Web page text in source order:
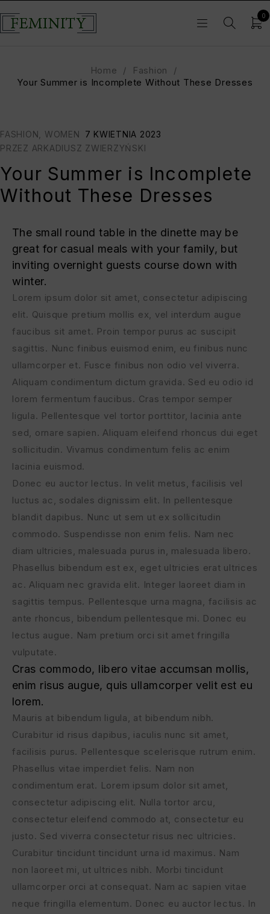
0
Home / Fashion
/
Your Summer is Incomplete Without These Dresses
FASHION WOMEN
7 KWIETNIA 2023
PRZEZ ARKADIUSZ ZWIERZYŃSKI
Your Summer is Incomplete
Without These Dresses
The small round table in the dinette may be
great for casual meals with your family, but
inviting overnight guests course down with
winter.
Lorem ipsum dolor sit amet, consectetur adipiscing
elit. Quisque pretium mollis ex, vel interdum augue
faucibus sit amet. Proin tempor purus ac suscipit
sagittis. Nunc finibus euismod enim, eu finibus nunc
ullamcorper et. Fusce finibus non odio vel viverra.
Aliquam condimentum dictum gravida. Sed eu odio id
lorem fermentum faucibus. Cras tempor semper
ligula. Pellentesque vel tortor porttitor, lacinia ante
sed, ornare sapien. Aliquam eleifend rhoncus dui eget
sollicitudin. Vivamus condimentum felis ac enim
lacinia euismod.
Donec eu auctor lectus. In velit metus, facilisis vel
luctus ac, sodales dignissim elit. In pellentesque
blandit dapibus. Nunc ut sem ut ex sollicitudin
commodo. Suspendisse non enim felis. Nam nec
diam ultricies, malesuada purus in, malesuada libero.
Phasellus bibendum est ex, eget ultricies erat ultrices
ac. Aliquam nec gravida elit. Integer laoreet diam in
sagittis tempus. Pellentesque urna magna, facilisis ac
ante rhoncus, bibendum pellentesque mi. Donec eu
lectus augue. Nam pretium orci sit amet fringilla
vulputate.
Cras commodo, libero vitae accumsan mollis,
enim risus augue, quis ullamcorper velit est eu
lorem.
Mauris at bibendum ligula, at bibendum nibh.
Curabitur id risus dapibus, iaculis nunc sit amet,
facilisis purus. Pellentesque scelerisque rutrum enim.
Phasellus vitae imperdiet felis. Nam non
condimentum erat. Lorem ipsum dolor sit amet,
consectetur adipiscing elit. Nulla tortor arcu,
consectetur eleifend commodo at, consectetur eu
justo. Sed viverra consectetur risus nec ultricies.
Curabitur tincidunt tincidunt urna id maximus. Nam
non laoreet mi, ut ultrices nibh. Morbi tincidunt
ullamcorper orci at consequat. Nam ac sapien vitae
neque fringilla elementum. Donec eu auctor lectus. In